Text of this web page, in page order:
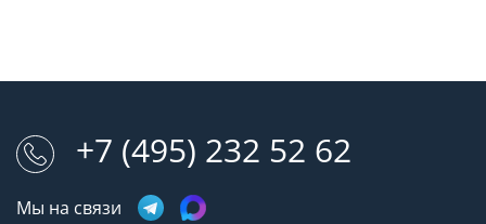
+7 (495) 232 52 62
Мы на связи